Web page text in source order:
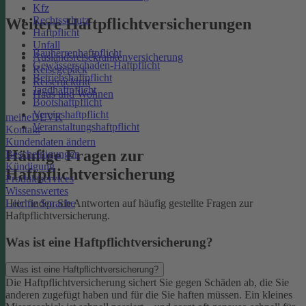
Kfz
Rechtsschutz
Haftpflicht
Unfall
Auslandsreisekrankenversicherung
Reisegepäck
Reiserücktritt
Haus und Wohnen
meineDEVK
Kontakt
Kundendaten ändern
Bescheinigungen
Kündigung
Produktservices
Wissenswertes
Leichte Sprache
Weitere Haftpflichtversicherungen
Bauherrenhaftpflicht
Gewässerschaden-Haftpflicht
Betriebshaftpflicht
Jagdhaftpflicht
Bootshaftpflicht
Vereinshaftpflicht
Veranstaltungshaftpflicht
Häufige Fragen zur
Haftpflichtversicherung
Hier finden Sie Antworten auf häufig gestellte Fragen zur
Haftpflichtversicherung.
Was ist eine Haftpflichtversicherung?
Was ist eine Haftpflichtversicherung?
Die Haftpflichtversicherung sichert Sie gegen Schäden ab, die Sie
anderen zugefügt haben und für die Sie haften müssen. Ein kleines